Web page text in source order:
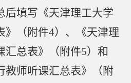
后填写《天津理工大学
》（附件4） 、
《天津理
汇总表》（附件5）和
教师听课汇总表》（附